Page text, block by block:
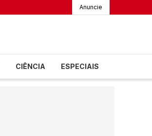
Anuncie
CIÊNCIA ESPECIAIS